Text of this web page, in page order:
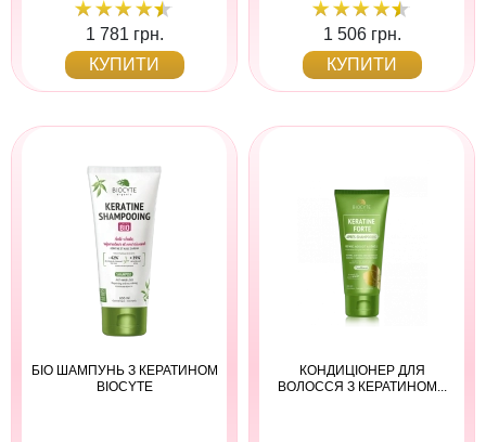
1 781 грн.
КУПИТИ
1 506 грн.
КУПИТИ
БІО ШАМПУНЬ З КЕРАТИНОМ
BIOCYTE
КОНДИЦІОНЕР ДЛЯ
ВОЛОССЯ З КЕРАТИНОМ...